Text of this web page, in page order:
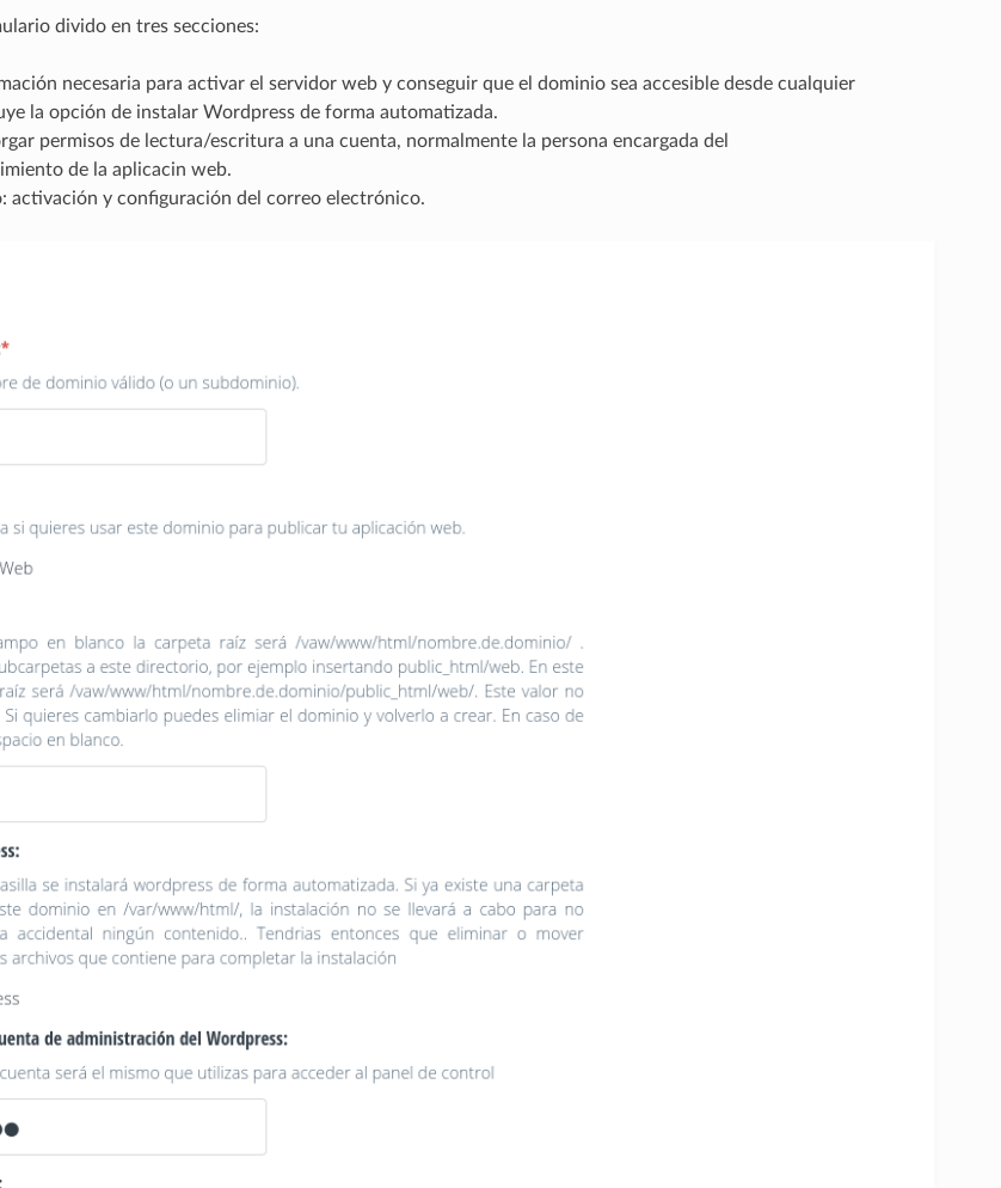
divido en tres secciones:
necesaria para activar el servidor web y conseguir que el dominio sea accesible desde cualquier
la opción de instalar Wordpress de forma automatizada.
permisos de lectura/escritura a una cuenta, normalmente la persona encargada del
de la aplicacin web.
activación y configuración del correo electrónico.